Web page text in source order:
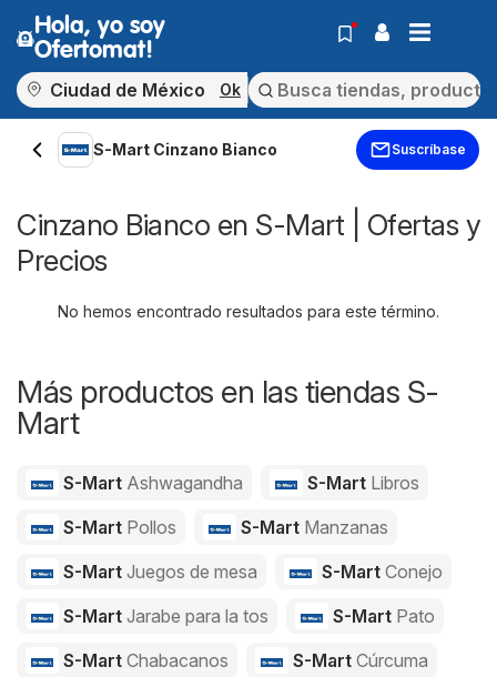
Hola, yo soy
Ofertomat!
Ok
S-Mart Cinzano Bianco Suscríbase
Cinzano Bianco en S-Mart | Ofertas y
Precios
No hemos encontrado resultados para este término.
Más productos en las tiendas S-
Mart
S-Mart Ashwagandha S-Mart Libros
S-Mart Pollos S-Mart Manzanas
S-Mart Juegos de mesa S-Mart Conejo
S-Mart Jarabe para la tos S-Mart Pato
S-Mart Chabacanos S-Mart Cúrcuma